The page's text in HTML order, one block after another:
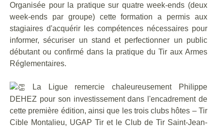
Organisée pour la pratique sur quatre week-ends (deux
week-ends par groupe) cette formation a permis aux
stagiaires d'acquérir les compétences nécessaires pour
informer, sécuriser un stand et perfectionner un public
débutant ou confirmé dans la pratique du Tir aux Armes
Réglementaires.
La Ligue remercie chaleureusement Philippe
DEHEZ pour son investissement dans l'encadrement de
cette première édition, ainsi que les trois clubs hôtes – Tir
Cible Montalieu, UGAP Tir et le Club de Tir Saint-Jean-